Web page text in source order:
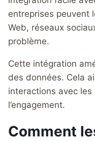
entreprises peuvent
Web, réseaux
problème.
Cette intégration
des données. Cela
interactions avec
l’engagement.
Comment